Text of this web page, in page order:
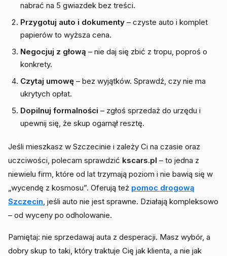
nabrać na 5 gwiazdek bez treści.
Przygotuj auto i dokumenty – czyste auto i komplet
papierów to wyższa cena.
Negocjuj z głową – nie daj się zbić z tropu, poproś o
konkrety.
Czytaj umowę – bez wyjątków. Sprawdź, czy nie ma
ukrytych opłat.
Dopilnuj formalności – zgłoś sprzedaż do urzędu i
upewnij się, że skup ogarnął resztę.
Jeśli mieszkasz w Szczecinie i zależy Ci na czasie oraz
uczciwości, polecam sprawdzić kscars.pl – to jedna z
niewielu firm, które od lat trzymają poziom i nie bawią się w
„wycendę z kosmosu”. Oferują też pomoc drogową
Szczecin, jeśli auto nie jest sprawne. Działają kompleksowo
– od wyceny po odholowanie.
Pamiętaj: nie sprzedawaj auta z desperacji. Masz wybór, a
dobry skup to taki, który traktuje Cię jak klienta, a nie jak